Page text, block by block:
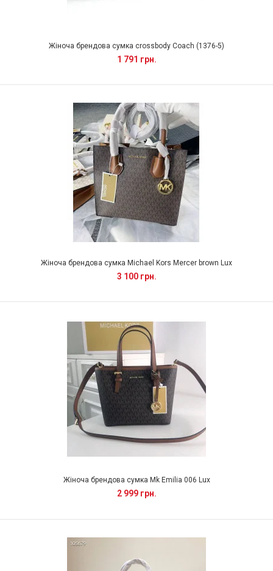
Жіноча брендова сумка crossbody Coach (1376-5)
1 791 грн.
Жіноча брендова сумка Michael Kors Mercer brown Lux
3 100 грн.
Жіноча брендова сумка Mk Emilia 006 Lux
2 999 грн.